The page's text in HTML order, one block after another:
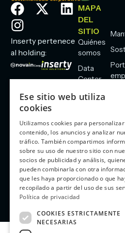
Inserty pertenece
al holding:
MAPA
DEL
SITIO
Quiénes
somos
Data
Center
Seguridad
Aviso legal
Política de
redes sociales
Política de
Ese sitio web utiliza
cookies
Utilizamos cookies para personalizar
contenido, los anuncios y analizar
tráfico. También compartimos
sobre su uso de nuestro sitio con
socios de publicidad y análisis,
pueden combinarla con otra
que les haya proporcionado o que
recopilado a partir del uso de sus
Política de privacidad
COOKIES ESTRICTAMENTE
NECESARIAS